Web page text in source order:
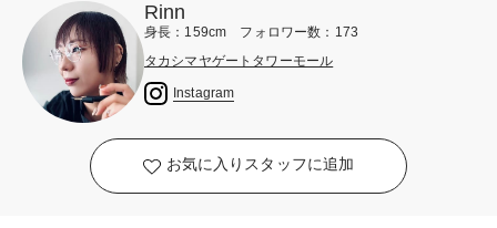
Rinn
身長：159cm フォロワー数：173
タカシマヤゲートタワーモール
Instagram
お気に入りスタッフに追加